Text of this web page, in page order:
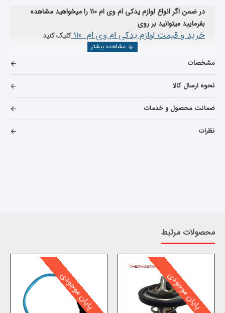
در ضمن اگر انواع لوازم یدکی ام وی ام 110 را میخواهید مشاهده
بفرمایید میتوانید بر روی
خرید و قیمت لوازم یدکی ام وی ام 110 کلیک کنید
مشخصات
نحوه ارسال کالا
ضمانت محصول و خدمات
نظرات
محصولات مرتبط
پایان موجودی پایان موجودی